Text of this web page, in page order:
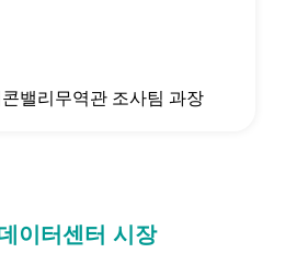
밸리무역관 조사팀 과장
이터센터 시장